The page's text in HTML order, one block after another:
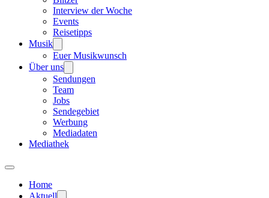
Interview der Woche
Events
Reisetipps
Musik
Euer Musikwunsch
Über uns
Sendungen
Team
Jobs
Sendegebiet
Werbung
Mediadaten
Mediathek
Home
Aktuell